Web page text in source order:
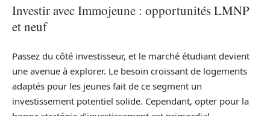
Investir avec Immojeune : opportunités LMNP
et neuf
Passez du côté investisseur, et le marché étudiant devient
une avenue à explorer. Le besoin croissant de logements
adaptés pour les jeunes fait de ce segment un
investissement potentiel solide. Cependant, opter pour la